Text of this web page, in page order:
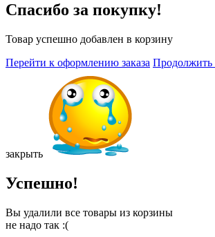
Спасибо за покупку!
Товар успешно добавлен в корзину
Перейти к оформлению заказа Продолжить
закрыть
Успешно!
Вы удалили все товары из корзины
не надо так :(